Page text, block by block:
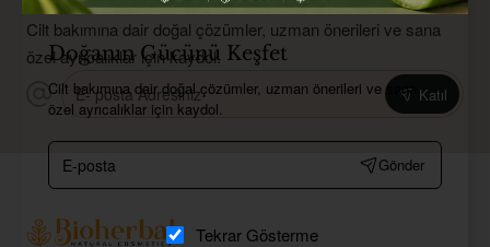
Doğanın Gücünü Keşfet
Cilt bakımına dair doğal çözümler, uzman önerileri ve sana
özel ayrıcalıklar için kaydol.
E-
posta
Gönder
Tekrar Gösterme
Cilt bakımına dair doğal çözümler, uzman önerileri ve sana
özel ayrıcalıklar için kaydol.
E-
posta
Adresiniz
Katıl